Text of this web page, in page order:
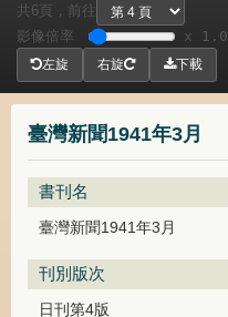
臺灣新聞1941年3月
書刊名
臺灣新聞1941年3月
刊別版次
日刊第4版
共 6頁，
前往
影像倍率
x 1.0
左旋 右旋 下載